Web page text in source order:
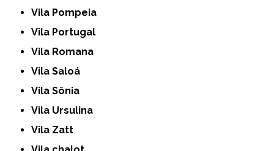
Vila Pompeia
Vila Portugal
Vila Romana
Vila Saloá
Vila Sônia
Vila Ursulina
Vila Zatt